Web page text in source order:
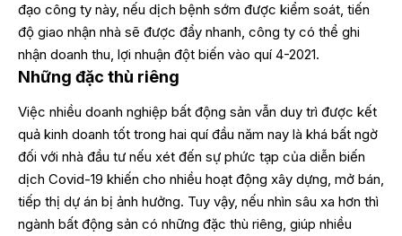
đạo công ty này, nếu dịch bệnh sớm được kiểm soát, tiến
độ giao nhận nhà sẽ được đẩy nhanh, công ty có thể ghi
nhận doanh thu, lợi nhuận đột biến vào quí 4-2021.
Những đặc thù riêng
Việc nhiều doanh nghiệp bất động sản vẫn duy trì được kết
quả kinh doanh tốt trong hai quí đầu năm nay là khá bất ngờ
đối với nhà đầu tư nếu xét đến sự phức tạp của diễn biến
dịch Covid-19 khiến cho nhiều hoạt động xây dựng, mở bán,
tiếp thị dự án bị ảnh hưởng. Tuy vậy, nếu nhìn sâu xa hơn thì
ngành bất động sản có những đặc thù riêng, giúp nhiều